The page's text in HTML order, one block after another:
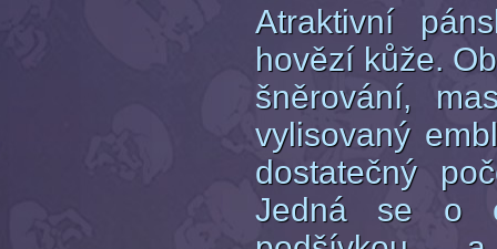
Atraktivní
hovězí kůže.
šněrování,
vylisovaný
dostatečný
Jedná se o